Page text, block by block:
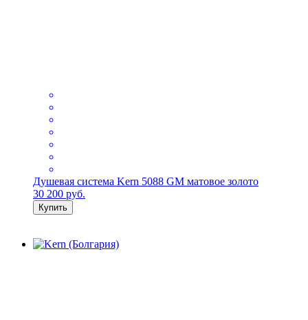
Душевая система Kern 5088 GM матовое золото
30 200 руб.
Купить